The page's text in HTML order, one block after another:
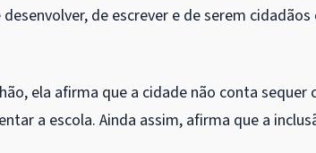
de escrever e de serem
ela afirma que a cidade não conta
a escola. Ainda assim, afirma que a